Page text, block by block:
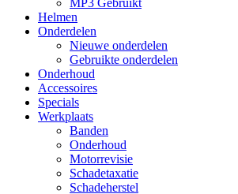
MP3 Gebruikt
Helmen
Onderdelen
Nieuwe onderdelen
Gebruikte onderdelen
Onderhoud
Accessoires
Specials
Werkplaats
Banden
Onderhoud
Motorrevisie
Schadetaxatie
Schadeherstel